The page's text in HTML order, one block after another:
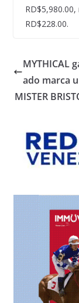
RD$228.00.
MYTHICAL
ado marca
MISTER